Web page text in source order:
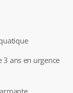
3 ans en urgence